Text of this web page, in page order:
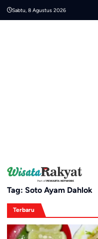
Sabtu, 8 Agustus 2026
Tag: Soto Ayam Dahlok
Terbaru